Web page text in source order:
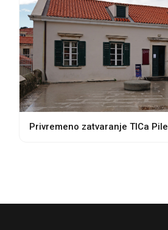
Privremeno zatvaranje TICa Pile